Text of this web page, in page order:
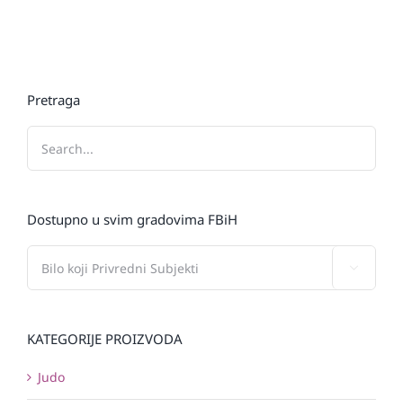
Pretraga
Dostupno u svim gradovima FBiH
KATEGORIJE PROIZVODA
Judo